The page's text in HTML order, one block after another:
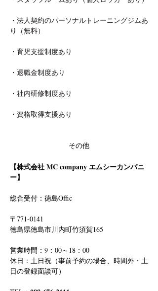
・法人契約のパーソナルトレーニングジムあ
り（無料）
・育児支援制度あり
・退職金制度あり
・社内研修制度あり
・資格取得支援あり
その他
【株式会社 MC company エムシーカンパニ
ー】
総合受付：徳島Offic
〒771-0141
徳島県徳島市川内町竹須賀165
営業時間：9：00～18：00
休日：土日祝（事前予約の場合、時間外・土
日の登録面談可）